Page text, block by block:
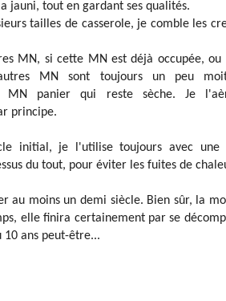
jauni, tout en gardant ses qualités.
tailles de casserole, je comble les
MN, si cette MN est déjà occupée, ou
MN sont toujours un peu
MN panier qui reste sèche. Je
principe.
initial, je l'utilise toujours avec une
du tout, pour éviter les fuites de
au moins un demi siècle. Bien sûr, la
elle finira certainement par se
10 ans peut-être...